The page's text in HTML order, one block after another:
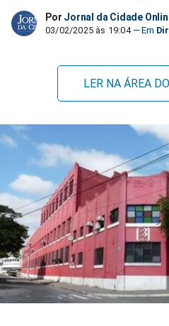
Por Jornal da Cidade
03/02/2025 às 19:04
LER NA ÁREA